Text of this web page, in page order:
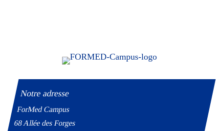
Notre adresse
ForMed Campus
68 Allée des Forges